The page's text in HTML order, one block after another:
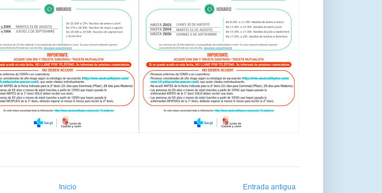
Entrada antigua
Inicio